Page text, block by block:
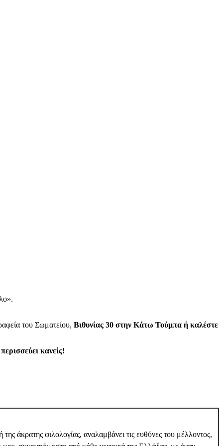
του Σωματείου, Βιθυνίας 30 στην Κάτω Τούμπα ή καλέστε
κανείς!
άκρατης φιλολογίας, αναλαμβάνει τις ευθύνες του μέλλοντος,